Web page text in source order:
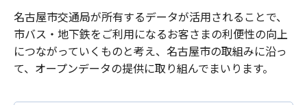
名古屋市交通局が所有するデータが活用されることで、
市バス・地下鉄をご利用になるお客さまの利便性の向上
につながっていくものと考え、名古屋市の取組みに沿っ
て、オープンデータの提供に取り組んでまいります。